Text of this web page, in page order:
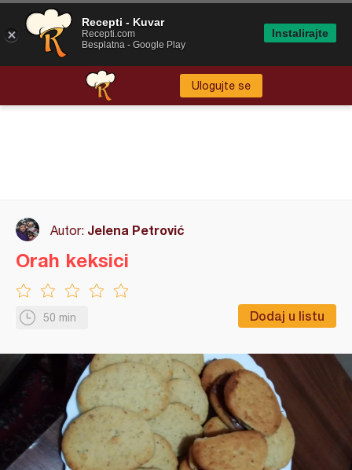
Ulogujte se
Autor: Jelena Petrović
50 min Dodaj u listu
Orah keksici
Recepti - Kuvar
Recepti.com
Besplatna - Google Play
Instalirajte